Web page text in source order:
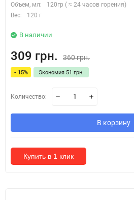
Объем, мл:
120гр ( ≈ 24 часов горения)
Вес:
120 г
В наличии
309 грн. 360 грн.
- 15% Экономия 51 грн.
Количество:
В корзину
Купить в 1 клик